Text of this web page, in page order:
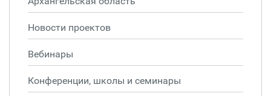
Новости проектов
Вебинары
Конференции, школы и семинары